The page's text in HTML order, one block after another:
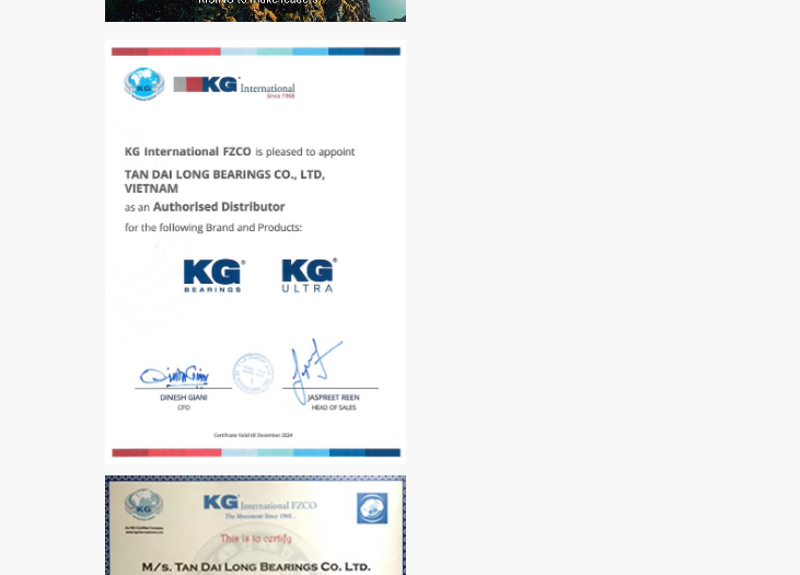
VÒNG BI / BẠC ĐẠN
CHÀ TRÒN 51105
CỐT BƠM NƯỚC
12x12x26
MĂNG XÔNG H2306
Vòng Bi / Bạc Đạn Ốc
Bích 7215 B
VÒNG BI / BẠC ĐẠN
MẮT TRÂU GE12